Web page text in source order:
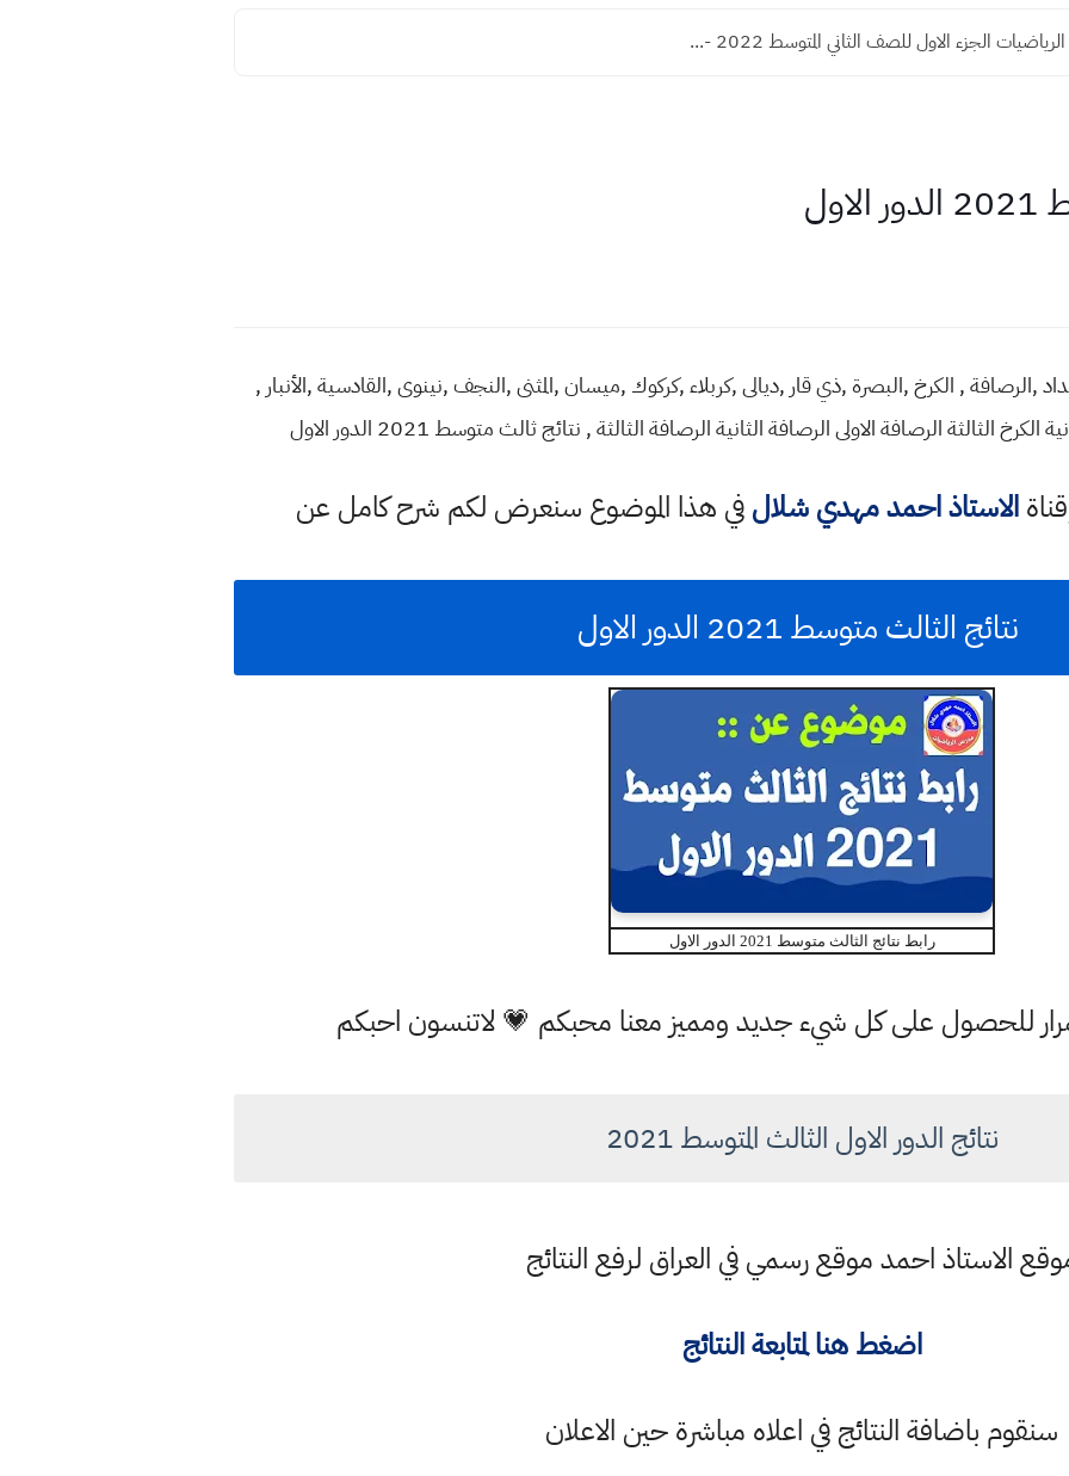
الجزء الاول للصف الثاني المتوسط 2022 -...
2021 دور اول بغداد ,الرصافة , الكرخ ,البصرة ,ذي قار ,ديالى ,كربلاء ,كركوك ,ميسان ,المثنى ,النجف ,نينوى ,القادسية ,الأنبار ,
الثالثة الرصافة الاولى الرصافة الثانية الرصافة الثالثة , نتائج ثالث متوسط 2021 الدور الاول
الاستاذ احمد مهدي شلالفي هذا الموضوع سنعرض لكم شرح كامل عن
نتائج الثالث متوسط 2021 الدور الاول
رابط نتائج الثالث متوسط 2021 الدور الاول
للحصول على كل شيء جديد ومميز معنا محبكم 💗 لاتنسون احبكم
نتائج الدور الاول الثالث المتوسط 2021
الاستاذ احمد موقع رسمي في العراق لرفع النتائج
اضغط هنا لمتابعة النتائج
سنقوم باضافة النتائج في اعلاه مباشرة حين الاعلان